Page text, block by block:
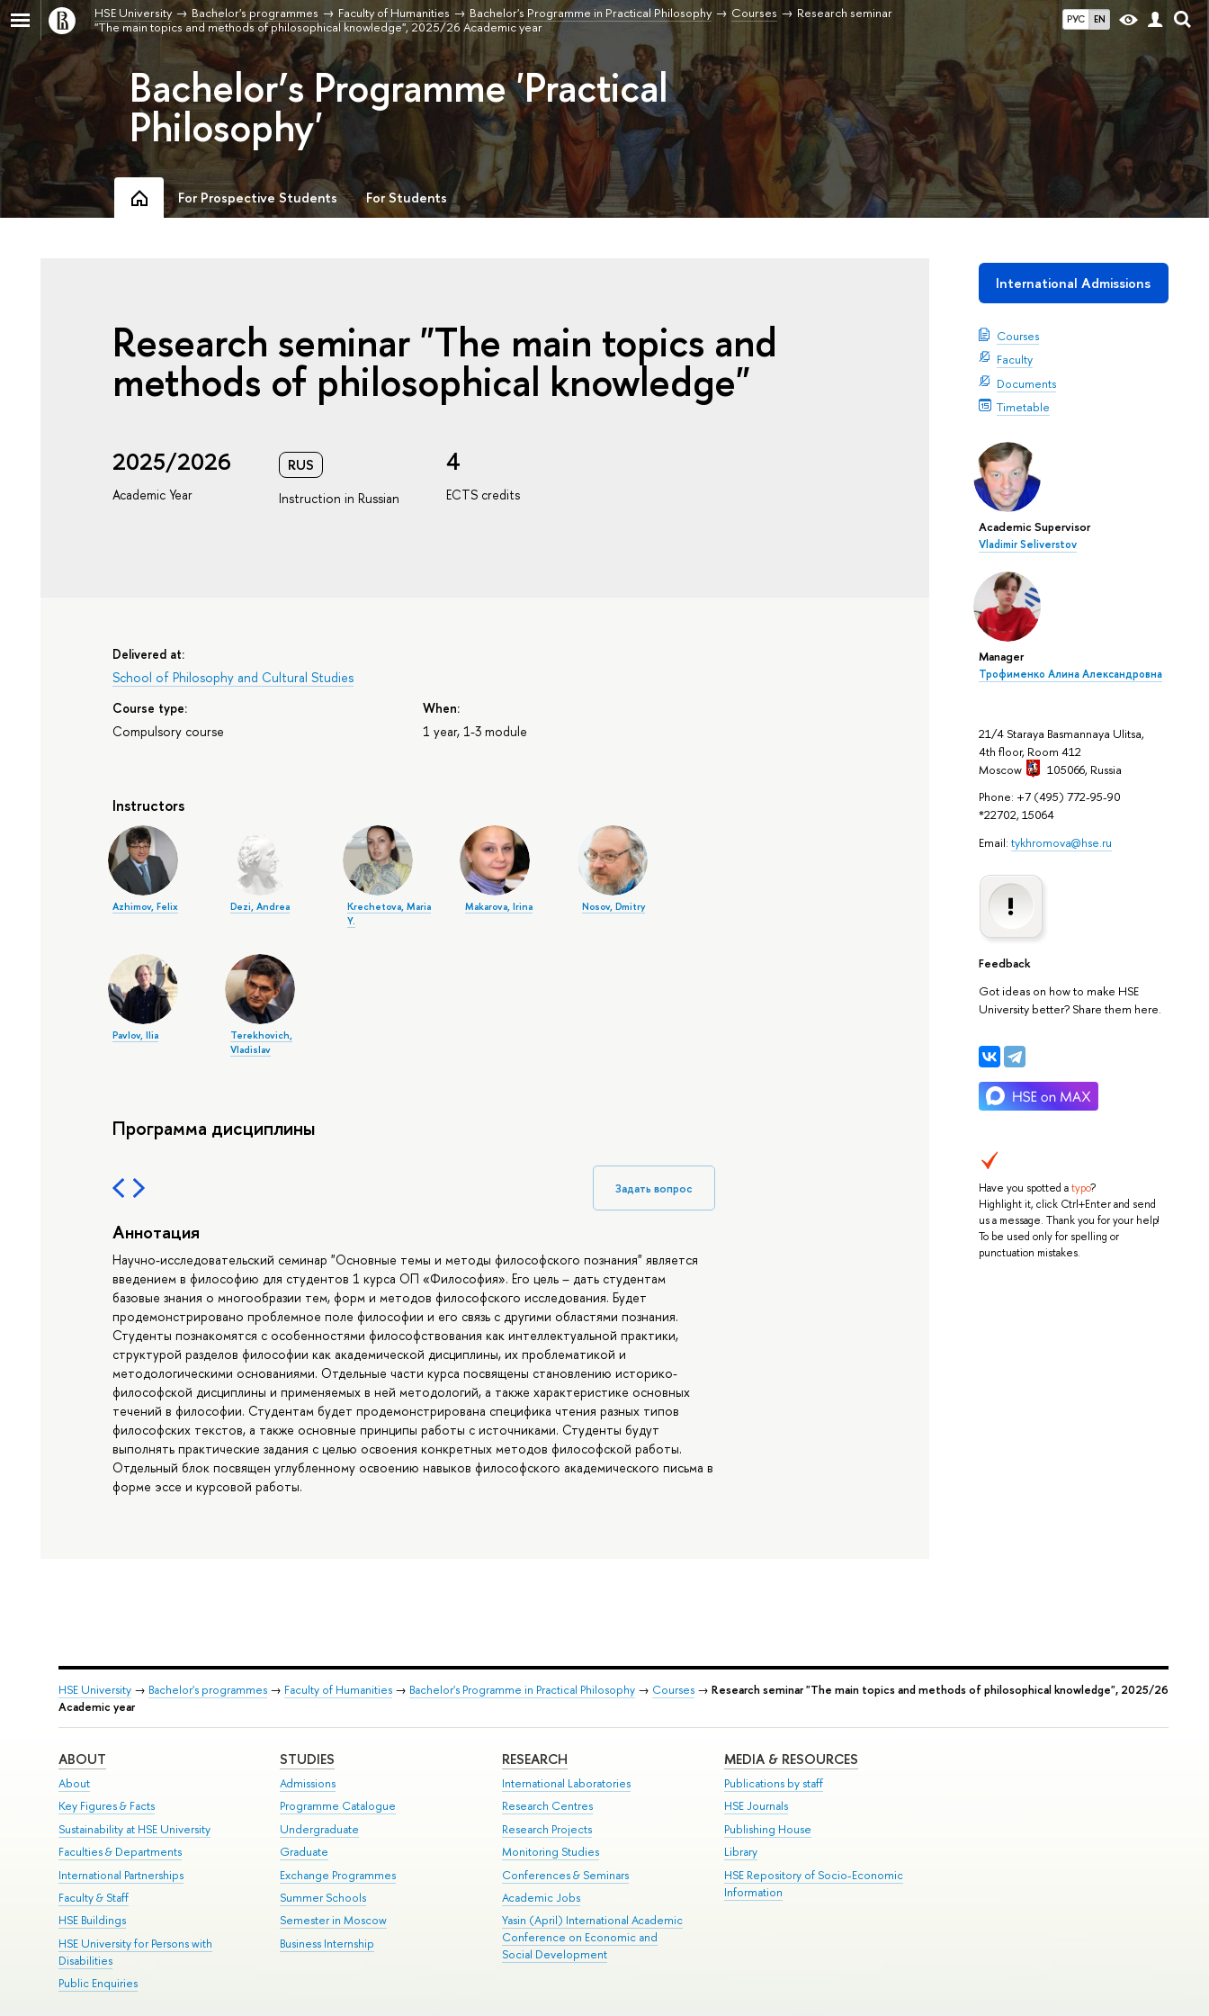
РУС EN
HSE University Bachelor's programmes Faculty of Humanities Bachelor's Programme in Practical Philosophy Courses
Research seminar
"The main topics and methods of philosophical knowledge", 2025/26 Academic year
Bachelor’s Programme 'Practical
Philosophy'
For Prospective Students For Students
International Admissions
Courses
Faculty
Documents
Timetable
Academic Supervisor
Vladimir Seliverstov
Manager
Трофименко Алина Александровна
21/4 Staraya Basmannaya Ulitsa,
4th floor, Room 412
Moscow
105066, Russia
Phone: +7 (495) 772-95-90
*22702, 15064
Email: tykhromova@hse.ru
Feedback
Got ideas on how to make HSE
University better? Share them here.
Have you spotted atypo?
Highlight it, click Ctrl+Enter and send
us a message. Thank you for your help!
To be used only for spelling or
punctuation mistakes.
Research seminar "The main topics and
methods of philosophical knowledge"
2025/2026
Academic Year
RUS
Instruction in Russian
4
ECTS credits
Delivered at:
School of Philosophy and Cultural Studies
Course type:
Compulsory course
When:
1 year, 1-3 module
Instructors
Azhimov, Felix Dezi, Andrea
Krechetova, Maria
Y.
Makarova, Irina Nosov, Dmitry
Pavlov, Ilia
Terekhovich,
Vladislav
Программа дисциплины
Задать вопрос
Аннотация
Научно-исследовательский семинар "Основные темы и методы философского познания" является
введением в философию для студентов 1 курса ОП «Философия». Его цель – дать студентам
базовые знания о многообразии тем, форм и методов философского исследования. Будет
продемонстрировано проблемное поле философии и его связь с другими областями познания.
Студенты познакомятся с особенностями философствования как интеллектуальной практики,
структурой разделов философии как академической дисциплины, их проблематикой и
методологическими основаниями. Отдельные части курса посвящены становлению историко-
философской дисциплины и применяемых в ней методологий, а также характеристике основных
течений в философии. Студентам будет продемонстрирована специфика чтения разных типов
философских текстов, а также основные принципы работы с источниками. Студенты будут
выполнять практические задания с целью освоения конкретных методов философской работы.
Отдельный блок посвящен углубленному освоению навыков философского академического письма в
форме эссе и курсовой работы.
HSE University→ Bachelor's programmes→ Faculty of Humanities→ Bachelor's Programme in Practical Philosophy→ Courses→ Research seminar "The main topics and methods of philosophical knowledge", 2025/26
Academic year
ABOUT
About
Key Figures & Facts
Sustainability at HSE University
Faculties & Departments
International Partnerships
Faculty & Staff
HSE Buildings
HSE University for Persons with
Disabilities
Public Enquiries
STUDIES
Admissions
Programme Catalogue
Undergraduate
Graduate
Exchange Programmes
Summer Schools
Semester in Moscow
Business Internship
RESEARCH
International Laboratories
Research Centres
Research Projects
Monitoring Studies
Conferences & Seminars
Academic Jobs
Yasin (April) International Academic
Conference on Economic and
Social Development
MEDIA & RESOURCES
Publications by staff
HSE Journals
Publishing House
Library
HSE Repository of Socio-Economic
Information